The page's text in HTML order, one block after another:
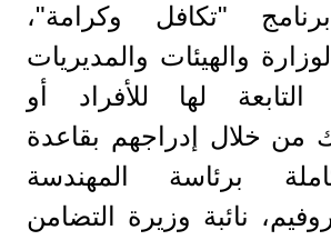
"تكافل وكرامة"،
والهيئات والمديريات
لها للأفراد أو
من خلال إدراجهم بقاعدة
برئاسة المهندسة
نائبة وزيرة التضامن